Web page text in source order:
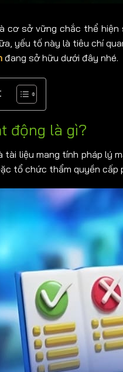
cơ sở vững chắc thể
yếu tố này là tiêu chí
đang sở hữu dưới đây nhé.
động là gì?
tài liệu mang tính pháp lý
tổ chức thẩm quyền cấp